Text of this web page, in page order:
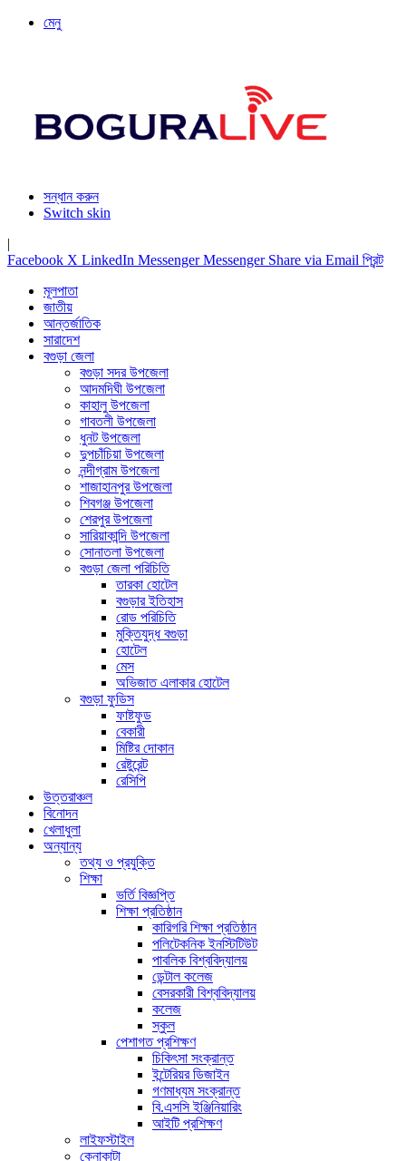
মেনু
সন্ধান করুন
Switch skin
|
Facebook X LinkedIn Messenger Messenger Share via Email প্রিন্ট
মূলপাতা
জাতীয়
আন্তর্জাতিক
সারাদেশ
বগুড়া জেলা
বগুড়া সদর উপজেলা
আদমদিঘী উপজেলা
কাহালু উপজেলা
গাবতলী উপজেলা
ধুনট উপজেলা
দুপচাঁচিয়া উপজেলা
নন্দীগ্রাম উপজেলা
শাজাহানপুর উপজেলা
শিবগঞ্জ উপজেলা
শেরপুর উপজেলা
সারিয়াকান্দি উপজেলা
সোনাতলা উপজেলা
বগুড়া জেলা পরিচিতি
তারকা হোটেল
বগুড়ার ইতিহাস
রোড পরিচিতি
মুক্তিযুদ্ধ বগুড়া
হোটেল
মেস
অভিজাত এলাকার হোটেল
বগুড়া ফুডিস
ফাষ্টফুড
বেকারী
মিষ্টির দোকান
রেষ্টুরেন্ট
রেসিপি
উত্তরাঞ্চল
বিনোদন
খেলাধুলা
অন্যান্য
তথ্য ও প্রযুক্তি
শিক্ষা
ভর্তি বিজ্ঞপ্তি
শিক্ষা প্রতিষ্ঠান
কারিগরি শিক্ষা প্রতিষ্ঠান
পলিটেকনিক ইনস্টিটিউট
পাবলিক বিশ্ববিদ্যালয়
ডেন্টাল কলেজ
বেসরকারী বিশ্ববিদ্যালয়
কলেজ
স্কুল
পেশাগত প্রশিক্ষণ
চিকিৎসা সংক্রান্ত
ইন্টেরিয়র ডিজাইন
গণমাধ্যম সংক্রান্ত
বি.এসসি ইঞ্জিনিয়ারিং
আইটি প্রশিক্ষণ
লাইফস্টাইল
কেনাকাটা